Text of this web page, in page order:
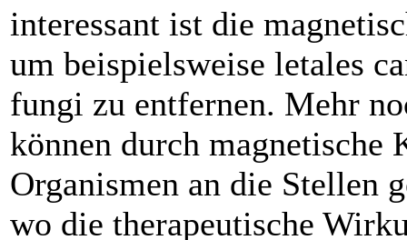
interessant ist die
um beispielsweise letales
fungi zu entfernen. Mehr
können durch magnetische
Organismen an die Stellen
wo die therapeutische